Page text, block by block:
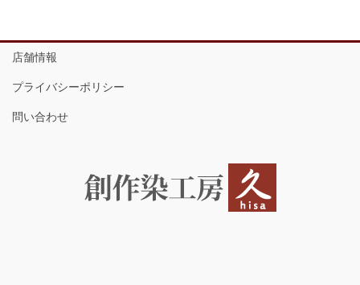
店舗情報
プライバシーポリシー
問い合わせ